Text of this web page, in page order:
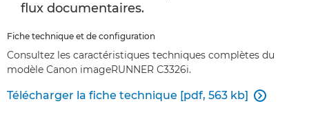
flux documentaires.
Fiche technique et de configuration
Consultez les caractéristiques techniques complètes du
modèle Canon imageRUNNER C3326i.
Télécharger la fiche technique [pdf, 563 kb] 